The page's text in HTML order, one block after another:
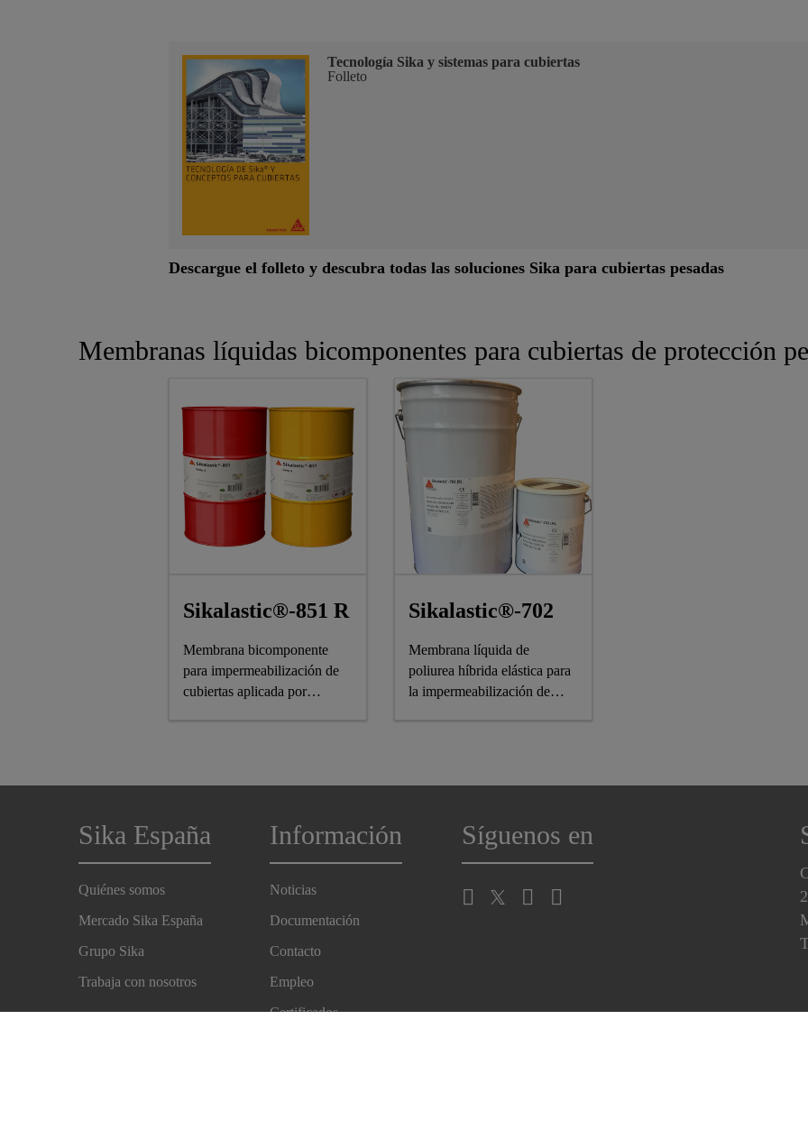
Tecnología Sika y sistemas para cubiertas
Folleto
Descargue el folleto y descubra todas las soluciones Sika para cubiertas pesadas
Membranas líquidas bicomponentes para cubiertas de protección
Sikalastic®-851 R
Membrana bicomponente
para impermeabilización de
cubiertas aplicada por
Sikalastic®-702
Membrana líquida de
poliurea híbrida elástica para
la impermeabilización de
Sika España
Quiénes somos
Mercado Sika España
Grupo Sika
Trabaja con nosotros
Información
Noticias
Documentación
Contacto
Empleo
Certificados
Síguenos en